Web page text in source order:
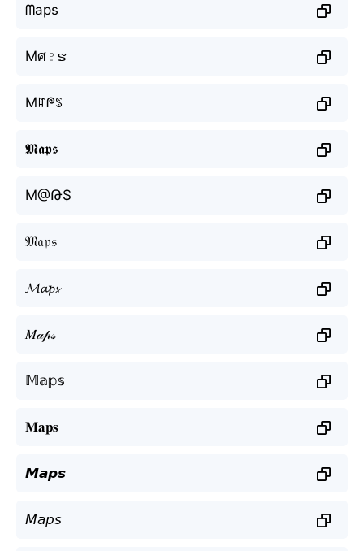
ᗰaps
Mศ♇ຮ
Mꍏᖘꌗ
𝕸𝖆𝖕𝖘
M@Թ$
𝔐𝔞𝔭𝔰
𝓜𝓪𝓹𝓼
𝑀𝒶𝓅𝓈
𝕄𝕒𝕡𝕤
𝐌𝐚𝐩𝐬
𝙈𝙖𝙥𝙨
𝘔𝘢𝘱𝘴